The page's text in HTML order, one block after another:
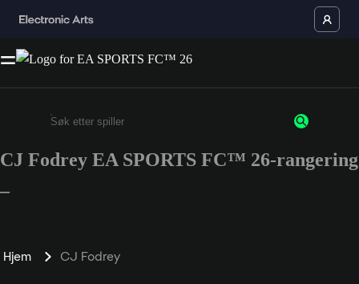
Enter a minimum of 3 characters or numbers
CJ Fodrey EA SPORTS FC™ 26-rangering
–
Hjem CJ Fodrey